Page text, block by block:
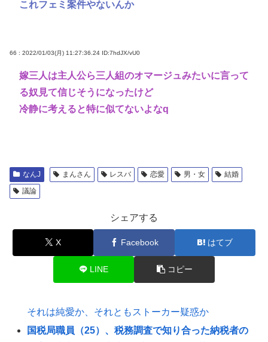
これフェミ案件やないんか
66 : 2022/01/03(月) 11:27:36.24 ID:7hdJX/vU0
嫁三人は主人公ら三人組のオマージュみたいに言って
る奴見て信じそうになったけど
冷静に考えると特に似てないよなq
なんJ まんさん レスバ 恋愛 男・女
結婚
議論
シェアする
X Facebook はてブ
LINE コピー
それは純愛か、それともストーカー疑惑か
国税局職員（25）、税務調査で知り合った納税者の